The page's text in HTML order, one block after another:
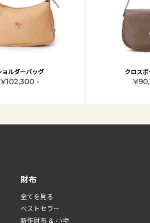
ョルダーバッグ
¥102,300 -
クロス
財布
全てを見る
べストセラー
新作財布 & 小物